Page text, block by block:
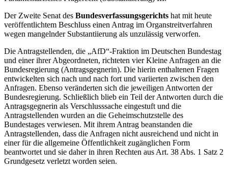
Der Zweite Senat des Bundesverfassungsgerichts hat mit heute
veröffentlichtem Beschluss einen Antrag im Organstreitverfahren
wegen mangelnder Substantiierung als unzulässig verworfen.
Die Antragstellenden, die „AfD“-Fraktion im Deutschen Bundestag
und einer ihrer Abgeordneten, richteten vier Kleine Anfragen an die
Bundesregierung (Antragsgegnerin). Die hierin enthaltenen Fragen
entwickelten sich nach und nach fort und variierten zwischen den
Anfragen. Ebenso veränderten sich die jeweiligen Antworten der
Bundesregierung. Schließlich blieb ein Teil der Antworten durch die
Antragsgegnerin als Verschlusssache eingestuft und die
Antragstellenden wurden an die Geheimschutzstelle des
Bundestages verwiesen. Mit ihrem Antrag beanstanden die
Antragstellenden, dass die Anfragen nicht ausreichend und nicht in
einer für die allgemeine Öffentlichkeit zugänglichen Form
beantwortet und sie daher in ihren Rechten aus Art. 38 Abs. 1 Satz 2
Grundgesetz verletzt worden seien.